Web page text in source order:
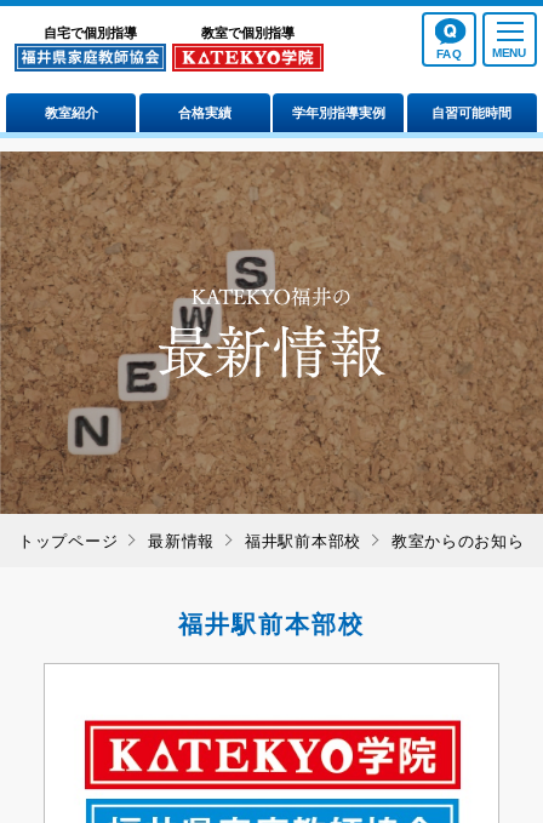
自宅で個別指導 教室で個別指導
学年別指導実例
教室紹介 合格実績 自習可能時間
FAQ
トップページ 最新情報 福井駅前本部校 教室からのお知らせ
福井駅前本部校